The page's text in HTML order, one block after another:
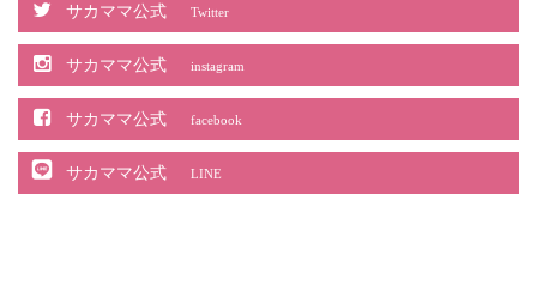
サカママ公式 Twitter
サカママ公式 instagram
サカママ公式 facebook
サカママ公式 LINE